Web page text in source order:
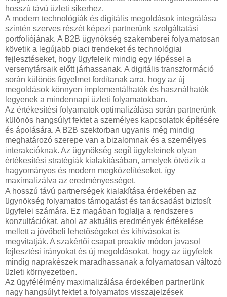
hosszú távú üzleti sikerhez.
A modern technológiák és digitális megoldások integrálása
szintén szerves részét képezi partnerünk szolgáltatási
portfoliójának. A B2B ügynökség szakemberei folyamatosan
követik a legújabb piaci trendeket és technológiai
fejlesztéseket, hogy ügyfeleik mindig egy lépéssel a
versenytársaik előtt járhassanak. A digitális transzformáció
során különös figyelmet fordítanak arra, hogy az új
megoldások könnyen implementálhatók és használhatók
legyenek a mindennapi üzleti folyamatokban.
Az értékesítési folyamatok optimalizálása során partnerünk
különös hangsúlyt fektet a személyes kapcsolatok építésére
és ápolására. A B2B szektorban ugyanis még mindig
meghatározó szerepe van a bizalomnak és a személyes
interakcióknak. Az ügynökség segít ügyfeleinek olyan
értékesítési stratégiák kialakításában, amelyek ötvözik a
hagyományos és modern megközelítéseket, így
maximalizálva az eredményességet.
A hosszú távú partnerségek kialakítása érdekében az
ügynökség folyamatos támogatást és tanácsadást biztosít
ügyfelei számára. Ez magában foglalja a rendszeres
konzultációkat, ahol az aktuális eredmények értékelése
mellett a jövőbeli lehetőségeket és kihívásokat is
megvitatják. A szakértői csapat proaktív módon javasol
fejlesztési irányokat és új megoldásokat, hogy az ügyfelek
mindig naprakészek maradhassanak a folyamatosan változó
üzleti környezetben.
Az ügyfélélmény maximalizálása érdekében partnerünk
nagy hangsúlyt fektet a folyamatos visszajelzések